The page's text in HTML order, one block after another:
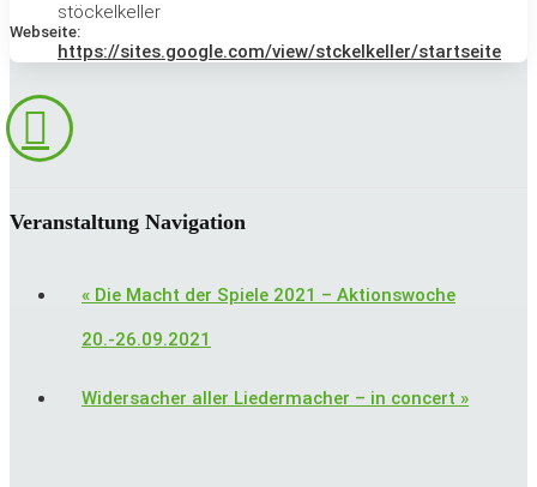
stöckelkeller
Webseite:
https://sites.google.com/view/stckelkeller/startseite
Veranstaltung Navigation
« Die Macht der Spiele 2021 – Aktionswoche
20.-26.09.2021
Widersacher aller Liedermacher – in concert »